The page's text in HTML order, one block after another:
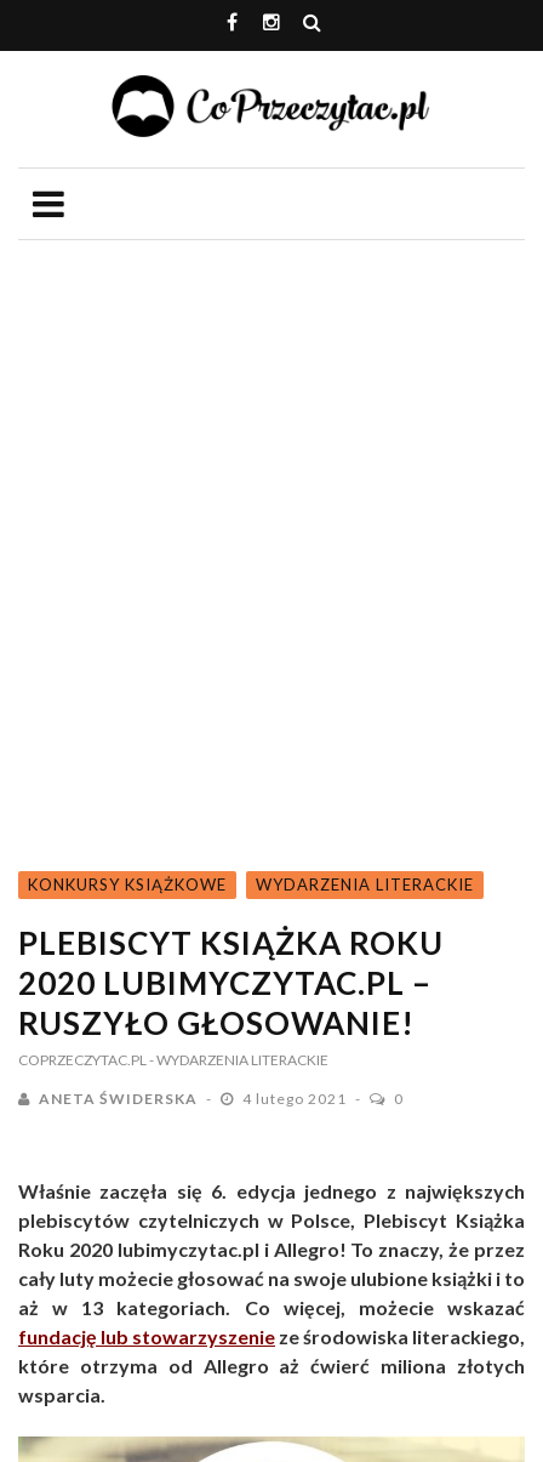
KONKURSY KSIĄŻKOWE WYDARZENIA LITERACKIE
PLEBISCYT KSIĄŻKA ROKU
2020 LUBIMYCZYTAC.PL –
RUSZYŁO GŁOSOWANIE!
COPRZECZYTAC.PL - WYDARZENIA LITERACKIE
ANETA ŚWIDERSKA 4 lutego 2021 0
Właśnie zaczęła się 6. edycja jednego z największych
plebiscytów czytelniczych w Polsce, Plebiscyt Książka
Roku 2020 lubimyczytac.pl i Allegro! To znaczy, że przez
cały luty możecie głosować na swoje ulubione książki i to
aż w 13 kategoriach. Co więcej, możecie wskazać
fundację lub stowarzyszenie ze środowiska literackiego,
które otrzyma od Allegro aż ćwierć miliona złotych
wsparcia.